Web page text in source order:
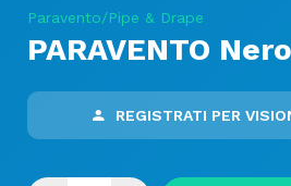
Paravento/Pipe & Drape
PARAVENTO Nero
REGISTRATI PER